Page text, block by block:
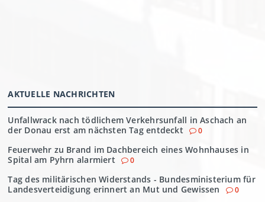
AKTUELLE NACHRICHTEN
Unfallwrack nach tödlichem Verkehrsunfall in Aschach an
der Donau erst am nächsten Tag entdeckt
0
Feuerwehr zu Brand im Dachbereich eines Wohnhauses in
Spital am Pyhrn alarmiert
0
Tag des militärischen Widerstands - Bundesministerium für
Landesverteidigung erinnert an Mut und Gewissen
0